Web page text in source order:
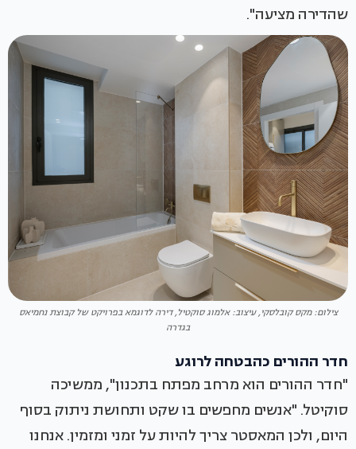
שהדירה מציעה".
צילום: מקס קובלסקי, עיצוב: אלמוג סוקטיל, דירה לדוגמא בפרויקט של קבוצת נחמיאס
בגדרה
חדר ההורים כהבטחה לרוגע
"חדר ההורים הוא מרחב מפתח בתכנון", ממשיכה
סוקיטל. "אנשים מחפשים בו שקט ותחושת ניתוק בסוף
היום, ולכן המאסטר צריך להיות על זמני ומזמין. אנחנו